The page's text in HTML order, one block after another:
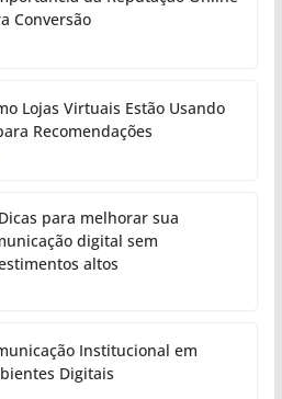
Conversão
Lojas Virtuais Estão Usando
Recomendações
para melhorar sua
digital sem
altos
Institucional em
Digitais